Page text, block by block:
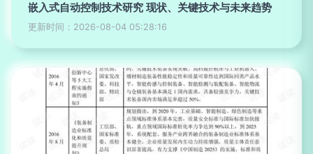
嵌入式自动控制技术研究 现状、关键技术与未来趋势
更新时间：2026-08-04 05:28:16